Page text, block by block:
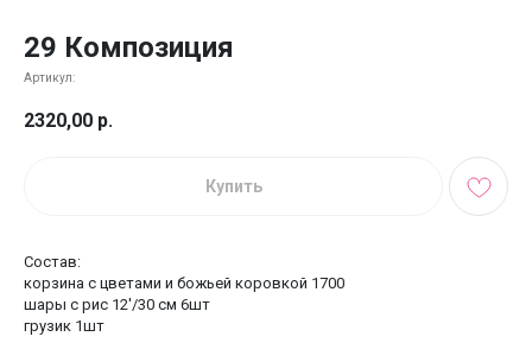
29 Композиция
Артикул:
2320,00 р.
Купить
Состав:
корзина с цветами и божьей коровкой 1700
шары с рис 12'/30 см 6шт
грузик 1шт